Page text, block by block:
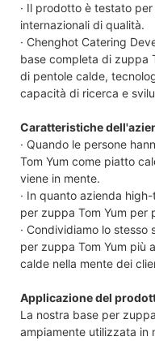
· Il prodotto è testato
internazionali di qualità.
· Chenghot Catering
base completa di zuppa
di pentole calde,
capacità di ricerca e
Caratteristiche
· Quando le persone
Tom Yum come piatto
viene in mente.
· In quanto azienda
per zuppa Tom Yum per
· Condividiamo lo
per zuppa Tom Yum più
calde nella mente dei
Applicazione del
La nostra base per
ampiamente utilizzata in